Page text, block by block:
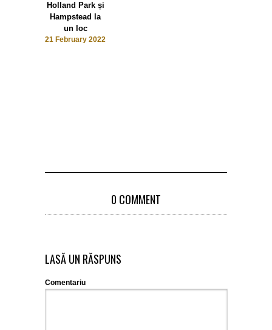
Holland Park și
Hampstead la
un loc
21 February 2022
0 COMMENT
LASĂ UN RĂSPUNS
Comentariu